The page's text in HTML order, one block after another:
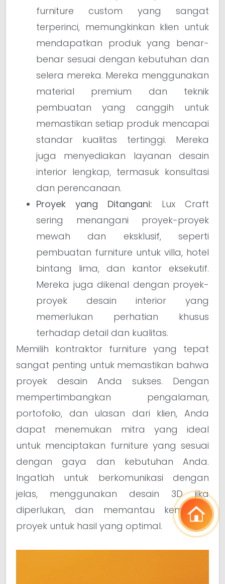
furniture custom yang sangat
terperinci, memungkinkan klien untuk
mendapatkan produk yang benar-
benar sesuai dengan kebutuhan dan
selera mereka. Mereka menggunakan
material premium dan teknik
pembuatan yang canggih untuk
memastikan setiap produk mencapai
standar kualitas tertinggi. Mereka
juga menyediakan layanan desain
interior lengkap, termasuk konsultasi
dan perencanaan.
Proyek yang Ditangani: Lux Craft
sering menangani proyek-proyek
mewah dan eksklusif, seperti
pembuatan furniture untuk villa, hotel
bintang lima, dan kantor eksekutif.
Mereka juga dikenal dengan proyek-
proyek desain interior yang
memerlukan perhatian khusus
terhadap detail dan kualitas.
Memilih kontraktor furniture yang tepat
sangat penting untuk memastikan bahwa
proyek desain Anda sukses. Dengan
mempertimbangkan pengalaman,
portofolio, dan ulasan dari klien, Anda
dapat menemukan mitra yang ideal
untuk menciptakan furniture yang sesuai
dengan gaya dan kebutuhan Anda.
Ingatlah untuk berkomunikasi dengan
jelas, menggunakan desain 3D jika
diperlukan, dan memantau kemajuan
proyek untuk hasil yang optimal.